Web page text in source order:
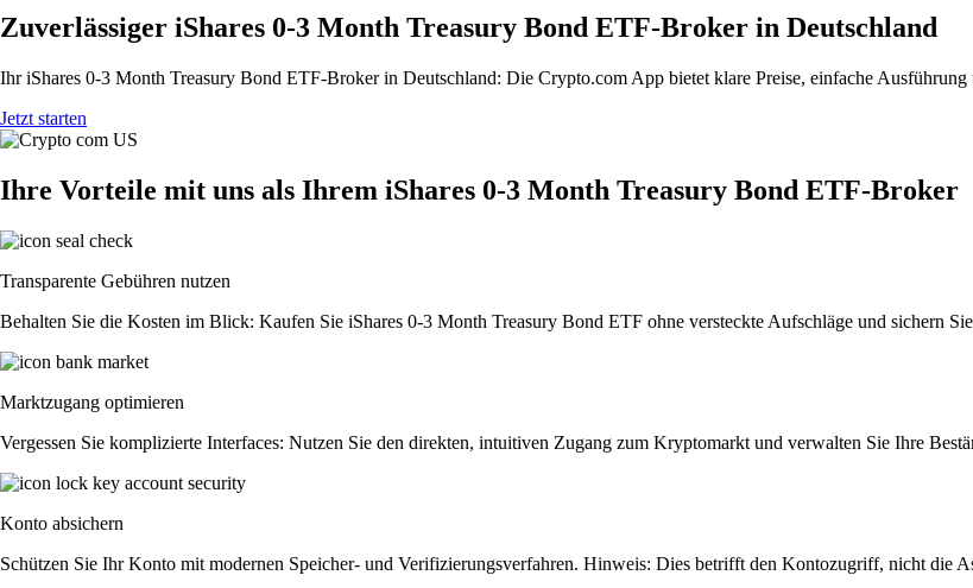
Zuverlässiger iShares 0-3 Month Treasury Bond ETF-Broker in Deutschland
Ihr iShares 0-3 Month Treasury Bond ETF-Broker in Deutschland: Die Crypto.com App bietet klare Preise, einfache
Jetzt starten
Ihre Vorteile mit uns als Ihrem iShares 0-3 Month Treasury Bond ETF-Broker
Transparente Gebühren nutzen
Behalten Sie die Kosten im Blick: Kaufen Sie iShares 0-3 Month Treasury Bond ETF ohne versteckte Aufschläge und sichern
Marktzugang optimieren
Vergessen Sie komplizierte Interfaces: Nutzen Sie den direkten, intuitiven Zugang zum Kryptomarkt und verwalten Sie Ihre
Konto absichern
Schützen Sie Ihr Konto mit modernen Speicher- und Verifizierungsverfahren. Hinweis: Dies betrifft den Kontozugriff, nicht die